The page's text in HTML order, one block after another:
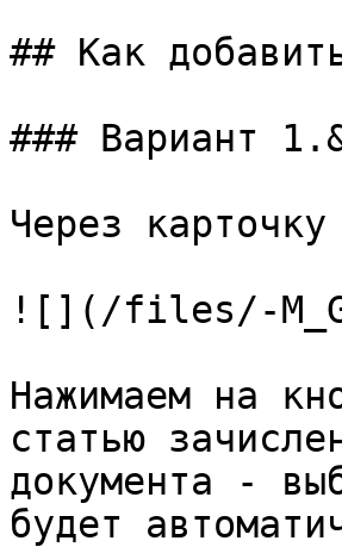
## Как
### Вариант
Через
![](/files/-
Нажимаем на
статью
документа -
будет